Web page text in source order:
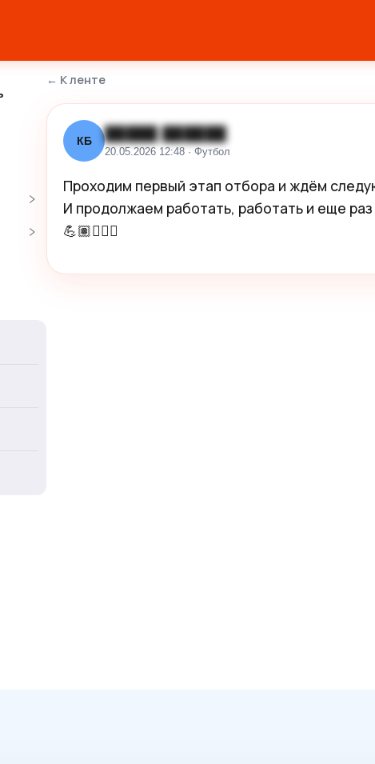
← К ленте
КБ █████ ██████
20.05.2026 12:48 · Футбол
Проходим первый этап отбора и ждём
И продолжаем работать, работать и еще
💪🏽🏃🏻‍♂️